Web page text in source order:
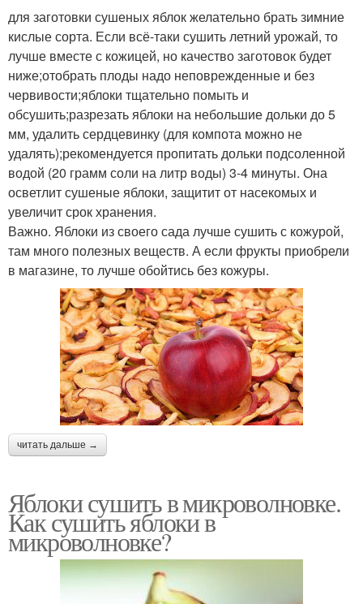
для заготовки сушеных яблок желательно брать зимние
кислые сорта. Если всё-таки сушить летний урожай, то
лучше вместе с кожицей, но качество заготовок будет
ниже;отобрать плоды надо неповрежденные и без
червивости;яблоки тщательно помыть и
обсушить;разрезать яблоки на небольшие дольки до 5
мм, удалить сердцевинку (для компота можно не
удалять);рекомендуется пропитать дольки подсоленной
водой (20 грамм соли на литр воды) 3-4 минуты. Она
осветлит сушеные яблоки, защитит от насекомых и
увеличит срок хранения.
Важно. Яблоки из своего сада лучше сушить с кожурой,
там много полезных веществ. А если фрукты приобрели
в магазине, то лучше обойтись без кожуры.
читать дальше →
Яблоки сушить в микроволновке.
Как сушить яблоки в
микроволновке?